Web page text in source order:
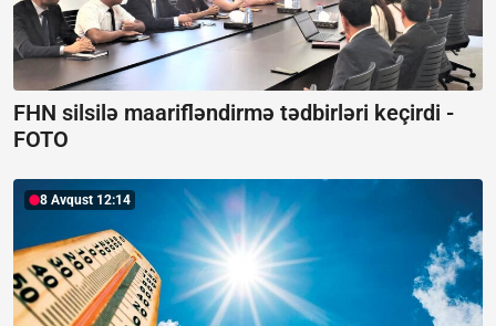
FHN silsilə maarifləndirmə tədbirləri keçirdi -
FOTO
8 Avqust 12:14